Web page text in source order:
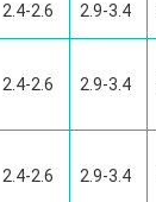
2.4-2.6 2.9-3.4
2.4-2.6 2.9-3.4
2.4-2.6 2.9-3.4